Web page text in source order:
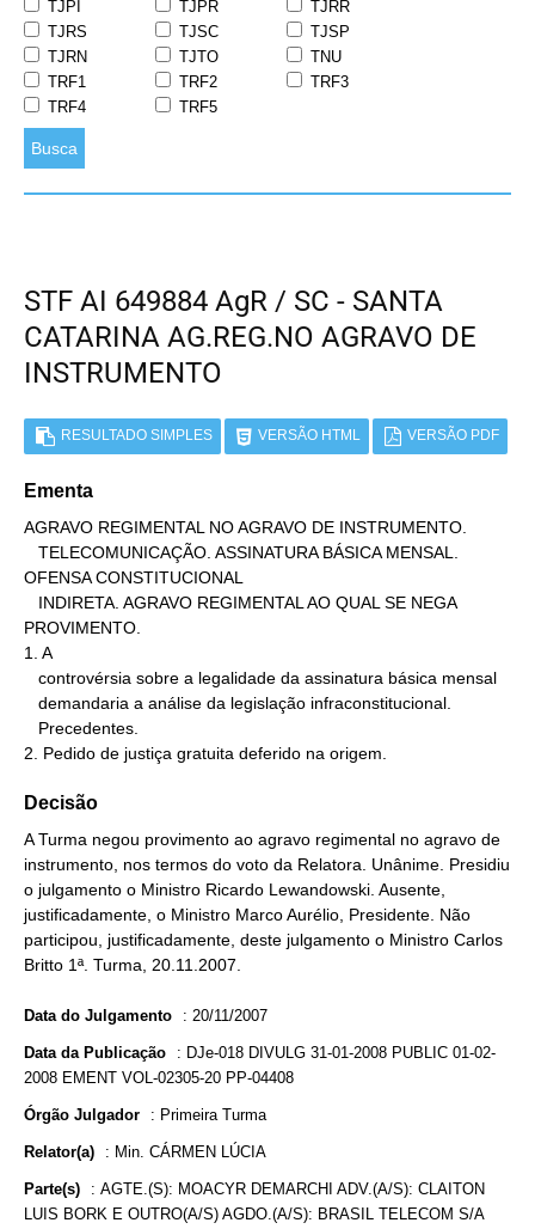
TJPI
TJPR
TJRR
TJRS
TJSC
TJSP
TJRN
TJTO
TNU
TRF1
TRF2
TRF3
TRF4
TRF5
Busca
STF AI 649884 AgR / SC - SANTA
CATARINA AG.REG.NO AGRAVO DE
INSTRUMENTO
RESULTADO SIMPLES VERSÃO HTML VERSÃO PDF
Ementa
AGRAVO REGIMENTAL NO AGRAVO DE INSTRUMENTO.
OFENSA CONSTITUCIONAL
PROVIMENTO.
1. A
2. Pedido de justiça gratuita deferido na origem.
Decisão
A Turma negou provimento ao agravo regimental no agravo de
instrumento, nos termos do voto da Relatora. Unânime. Presidiu
o julgamento o Ministro Ricardo Lewandowski. Ausente,
justificadamente, o Ministro Marco Aurélio, Presidente. Não
participou, justificadamente, deste julgamento o Ministro Carlos
Britto 1ª. Turma, 20.11.2007.
Data do Julgamento : 20/11/2007
Data da Publicação : DJe-018 DIVULG 31-01-2008 PUBLIC 01-02-
2008 EMENT VOL-02305-20 PP-04408
Órgão Julgador : Primeira Turma
Relator(a) : Min. CÁRMEN LÚCIA
Parte(s) : AGTE.(S): MOACYR DEMARCHI ADV.(A/S): CLAITON
LUIS BORK E OUTRO(A/S) AGDO.(A/S): BRASIL TELECOM S/A